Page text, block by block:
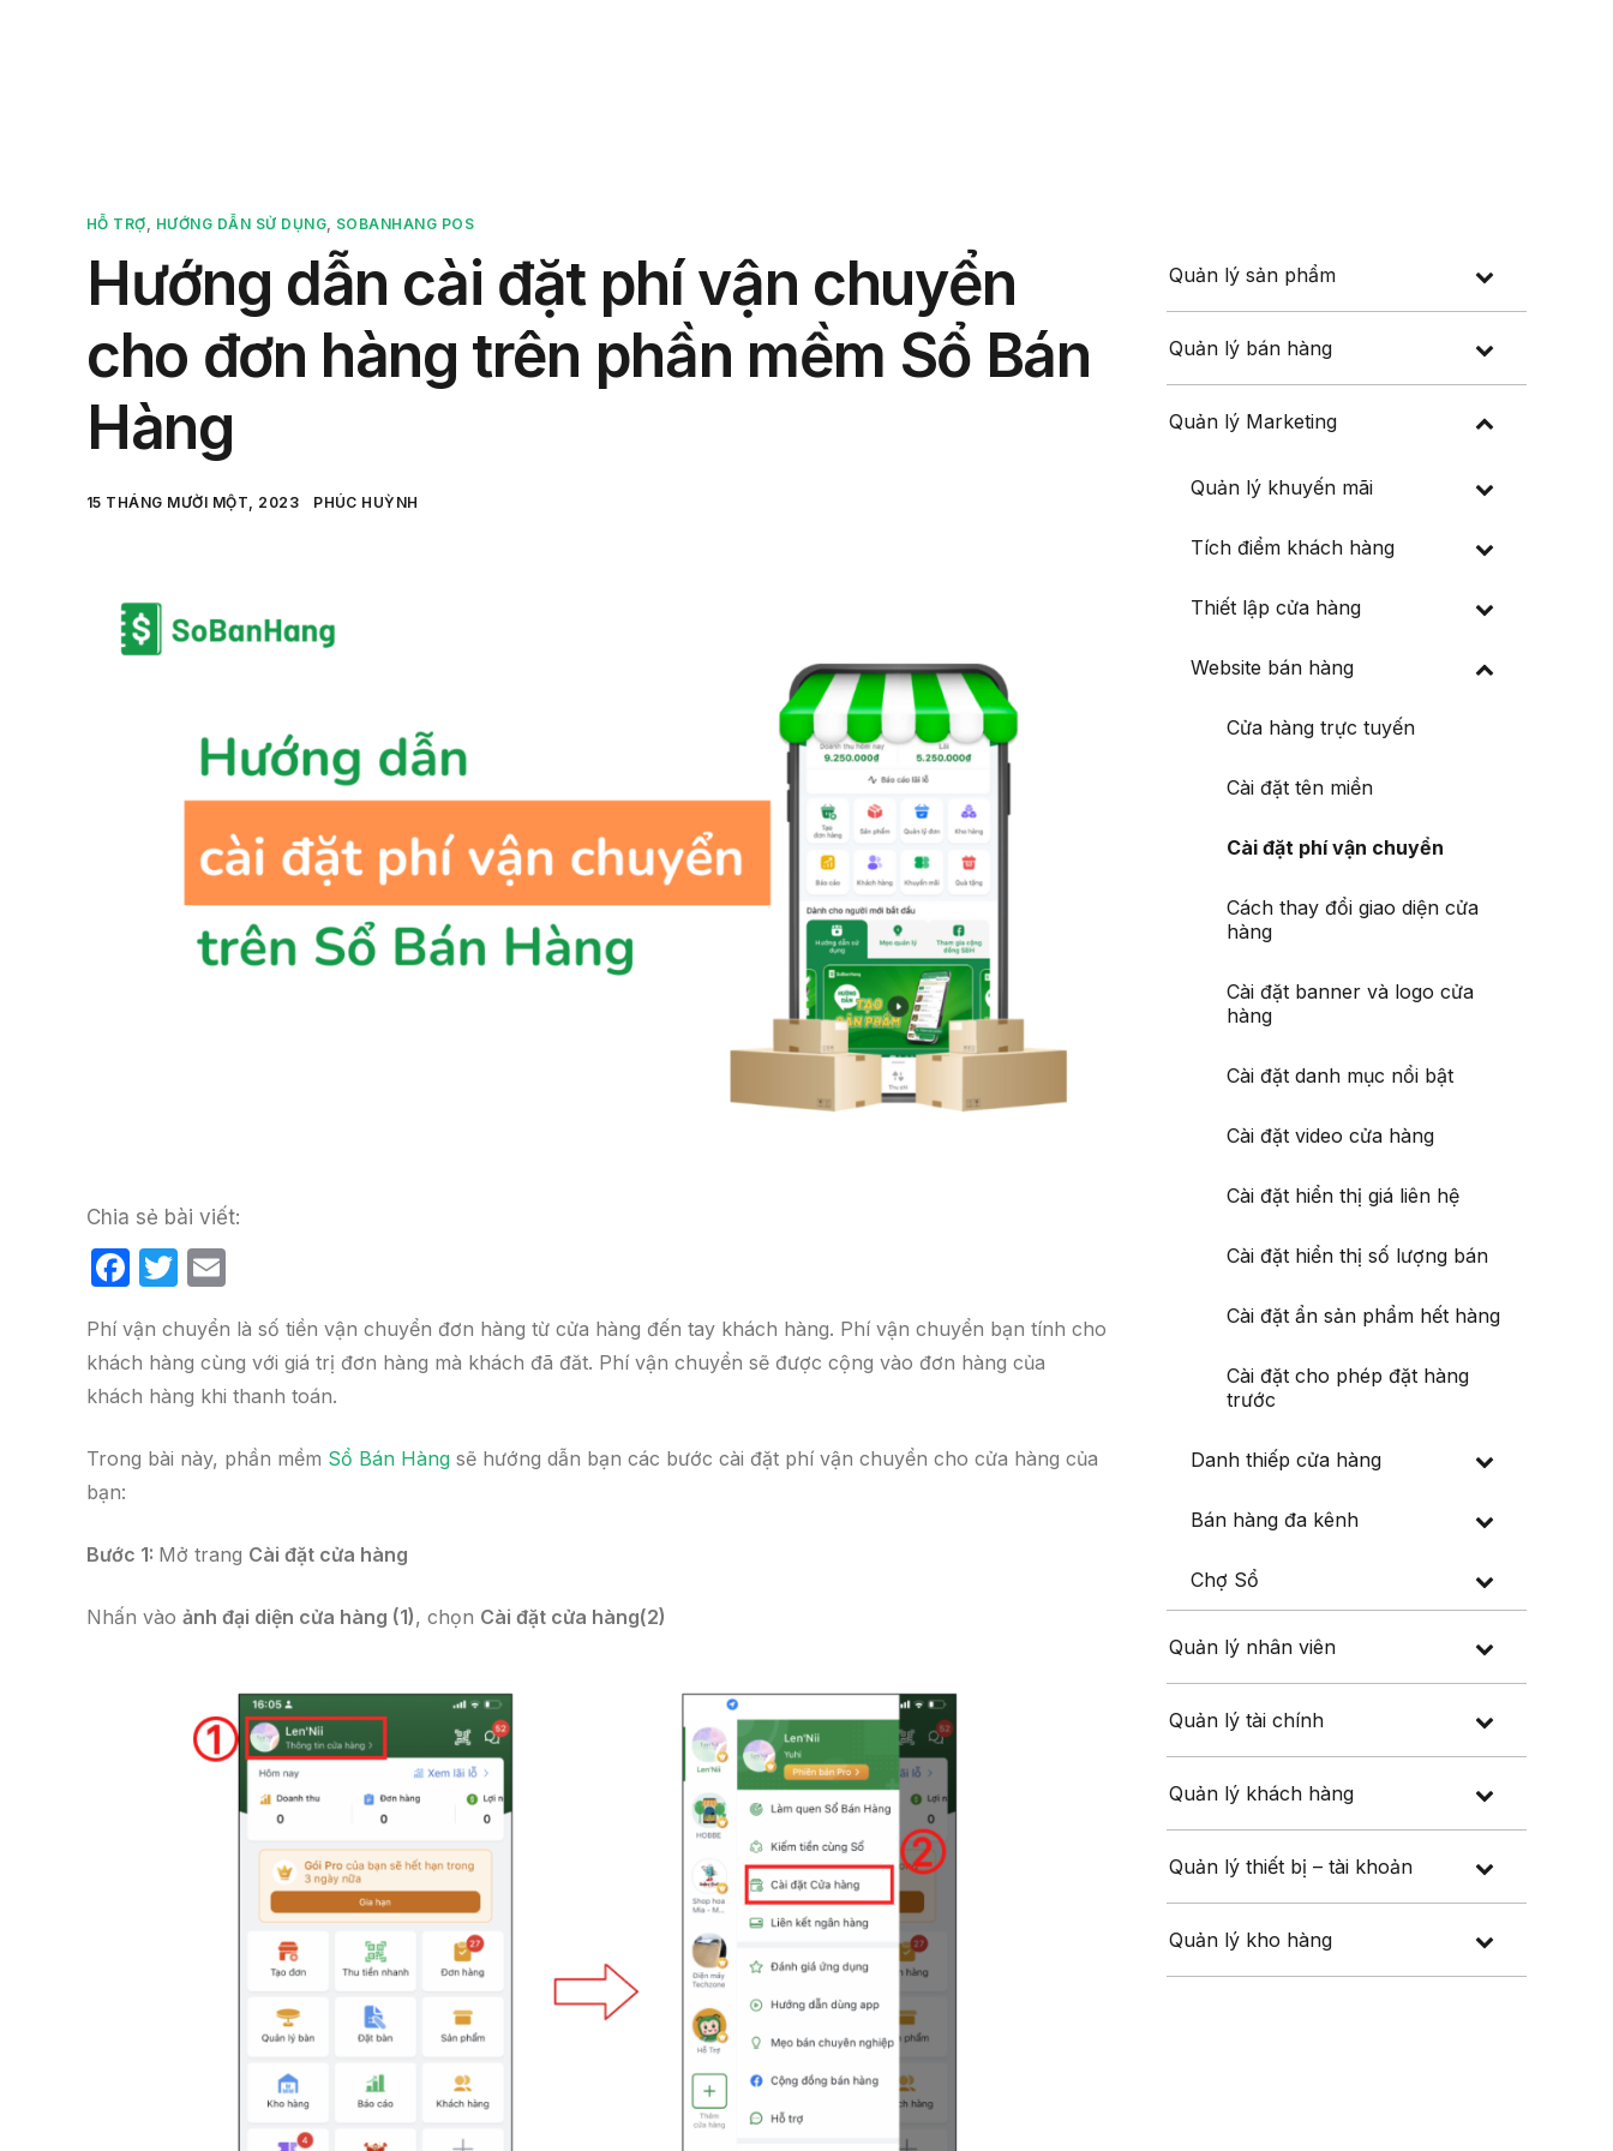
HỖ TRỢ, HƯỚNG DẪN SỬ DỤNG, SOBANHANG POS
Hướng dẫn cài đặt phí vận chuyển
cho đơn hàng trên phần mềm Sổ Bán
Hàng
15 THÁNG MƯỜI MỘT, 2023 PHÚC HUỲNH
Chia sẻ bài viết:
F
c
e
o
k
T
itt
er
ail
Phí vận chuyển là số tiền vận chuyển đơn hàng từ cửa hàng đến tay khách hàng. Phí vận chuyển bạn tính cho
khách hàng cùng với giá trị đơn hàng mà khách đã đăt. Phí vận chuyển sẽ được cộng vào đơn hàng của
khách hàng khi thanh toán.
Trong bài này, phần mềm Sổ Bán Hàng sẽ hướng dẫn bạn các bước cài đặt phí vận chuyển cho cửa hàng của
bạn:
Bước 1: Mở trang Cài đặt cửa hàng
Nhấn vào ảnh đại diện cửa hàng (1), chọn Cài đặt cửa hàng(2)
Quản lý sản phẩm
Quản lý bán hàng
Quản lý Marketing
Quản lý khuyến mãi
Tích điểm khách hàng
Thiết lập cửa hàng
Website bán hàng
Cửa hàng trực tuyến
Cài đặt tên miền
Cài đặt phí vận chuyển
Cách thay đổi giao diện cửa
hàng
Cài đặt banner và logo cửa
hàng
Cài đặt danh mục nổi bật
Cài đặt video cửa hàng
Cài đặt hiển thị giá liên hệ
Cài đặt hiển thị số lượng bán
Cài đặt ẩn sản phẩm hết hàng
Cài đặt cho phép đặt hàng
trước
Danh thiếp cửa hàng
Bán hàng đa kênh
Chợ Sổ
Quản lý nhân viên
Quản lý tài chính
Quản lý khách hàng
Quản lý thiết bị – tài khoản
Quản lý kho hàng